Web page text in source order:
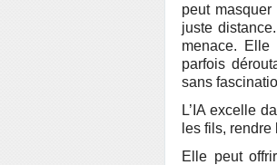
peut
juste
menace. Elle
parfois
sans
L’IA excelle
les fils,
Elle peut